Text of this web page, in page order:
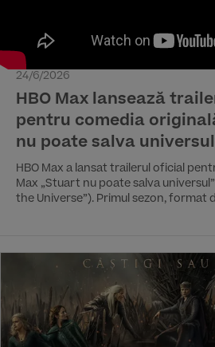
24/6/2026
HBO Max lansează
pentru comedia
nu poate salva
HBO Max a lansat trailerul oficial
Max „Stuart nu poate salva
the Universe”). Primul sezon, format